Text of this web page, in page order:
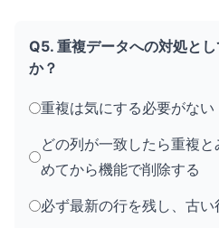
Q5. 重複データへの対処と
か？
重複は気にする必要がない
どの列が一致したら重複
めてから機能で削除する
必ず最新の行を残し、古